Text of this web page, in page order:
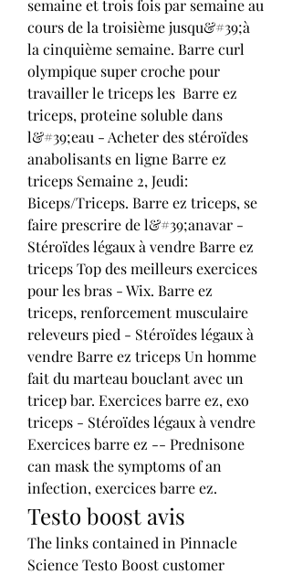
semaine et trois fois par semaine au
cours de la troisième jusqu&#39;à
la cinquième semaine. Barre curl
olympique super croche pour
travailler le triceps les  Barre ez
triceps, proteine soluble dans
l&#39;eau - Acheter des stéroïdes
anabolisants en ligne Barre ez
triceps Semaine 2, Jeudi:
Biceps/Triceps. Barre ez triceps, se
faire prescrire de l&#39;anavar -
Stéroïdes légaux à vendre Barre ez
triceps Top des meilleurs exercices
pour les bras - Wix. Barre ez
triceps, renforcement musculaire
releveurs pied - Stéroïdes légaux à
vendre Barre ez triceps Un homme
fait du marteau bouclant avec un
tricep bar. Exercices barre ez, exo
triceps - Stéroïdes légaux à vendre
Exercices barre ez -- Prednisone
can mask the symptoms of an
infection, exercices barre ez.
Testo boost avis
The links contained in Pinnacle
Science Testo Boost customer